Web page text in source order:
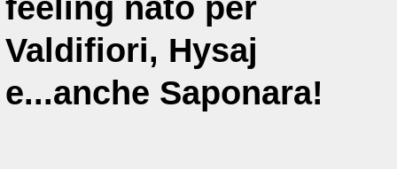
Valdifiori, Hysaj
e...anche Saponara!